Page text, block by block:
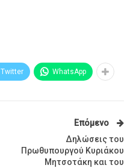
Twitter WhatsApp
Επόμενο
Δηλώσεις του
Πρωθυπουργού Κυριάκου
Μητσοτάκη και του